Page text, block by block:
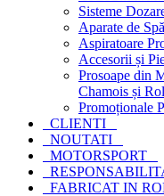
Sisteme
Aparate de
Aspiratoare
Accesorii și
Prosoape din
Chamois și
Promoționale
CLIENTI
NOUTATI
MOTORSPORT
FABRICAT IN